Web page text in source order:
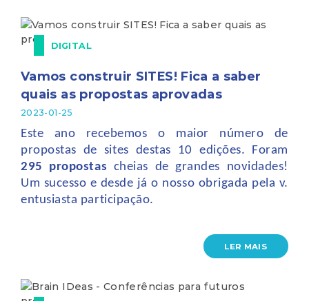
DIGITAL
Vamos construir SITES! Fica a saber
quais as propostas aprovadas
2023-01-25
Este ano recebemos o maior número de
propostas de sites destas 10 edições. Foram
295 propostas cheias de grandes novidades!
Um sucesso e desde já o nosso obrigada pela v.
entusiasta participação.
LER MAIS